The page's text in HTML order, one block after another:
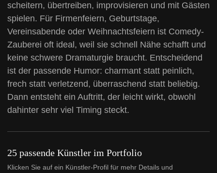
scheitern, übertreiben, improvisieren und mit Gästen
spielen. Für Firmenfeiern, Geburtstage,
Vereinsabende oder Weihnachtsfeiern ist Comedy-
Zauberei oft ideal, weil sie schnell Nähe schafft und
keine schwere Dramaturgie braucht. Entscheidend
ist der passende Humor: charmant statt peinlich,
frech statt verletzend, überraschend statt beliebig.
Dann entsteht ein Auftritt, der leicht wirkt, obwohl
dahinter sehr viel Timing steckt.
25 passende Künstler im Portfolio
Klicken Sie auf ein Künstler-Profil für mehr Details und